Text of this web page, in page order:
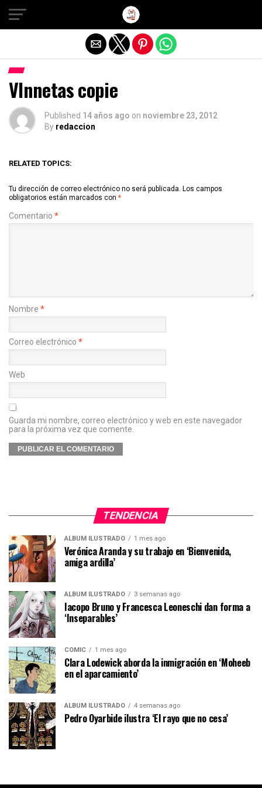
VInnetas copie
Published 14 años ago on noviembre 23, 2012
By redaccion
RELATED TOPICS:
Tu dirección de correo electrónico no será publicada. Los campos
obligatorios están marcados con *
Comentario *
Nombre *
Correo electrónico *
Web
Guarda mi nombre, correo electrónico y web en este navegador
para la próxima vez que comente.
TENDENCIA
ÁLBUM ILUSTRADO 1 mes ago
Verónica Aranda y su trabajo en ‘Bienvenida,
amiga ardilla’
ÁLBUM ILUSTRADO 3 semanas ago
Iacopo Bruno y Francesca Leoneschi dan forma a
‘Inseparables’
CÓMIC 1 mes ago
Clara Lodewick aborda la inmigración en ‘Moheeb
en el aparcamiento’
ÁLBUM ILUSTRADO 4 semanas ago
Pedro Oyarbide ilustra ‘El rayo que no cesa’
Salir de la versión móvil